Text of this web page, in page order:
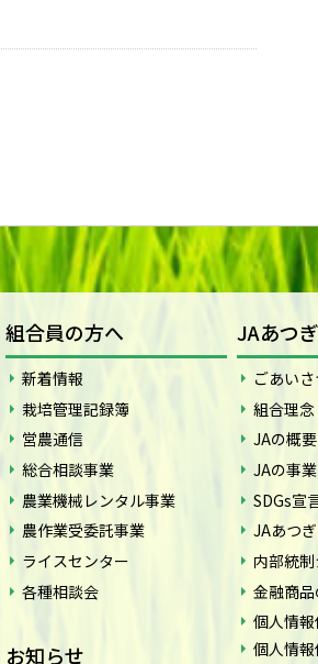
組合員の方へ
新着情報
栽培管理記録簿
営農通信
総合相談事業
農業機械レンタル事業
農作業受委託事業
ライスセンター
各種相談会
お知らせ
JAあつ
ごあいさ
組合理
JAの概要
JAの事業
SDGs宣
JAあつ
内部統
金融商
個人情
個人情